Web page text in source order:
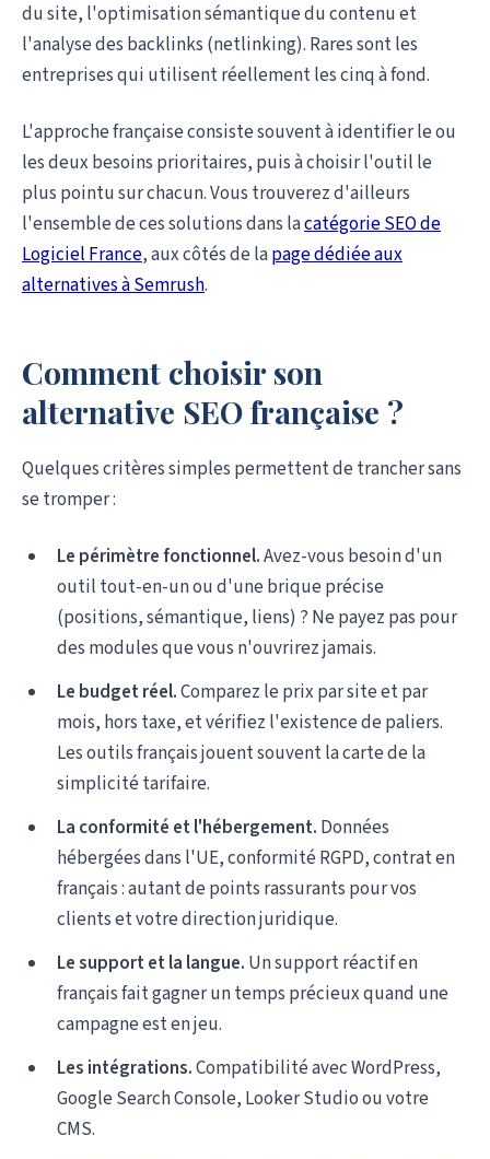
du site, l'optimisation sémantique du contenu et
l'analyse des backlinks (netlinking). Rares sont les
entreprises qui utilisent réellement les cinq à fond.
L'approche française consiste souvent à identifier le ou
les deux besoins prioritaires, puis à choisir l'outil le
plus pointu sur chacun. Vous trouverez d'ailleurs
l'ensemble de ces solutions dans lacatégorie SEO de
Logiciel France, aux côtés de lapage dédiée aux
alternatives à Semrush.
Comment choisir son
alternative SEO française ?
Quelques critères simples permettent de trancher sans
se tromper :
Le périmètre fonctionnel.Avez-vous besoin d'un
outil tout-en-un ou d'une brique précise
(positions, sémantique, liens) ? Ne payez pas pour
des modules que vous n'ouvrirez jamais.
Le budget réel.Comparez le prix par site et par
mois, hors taxe, et vérifiez l'existence de paliers.
Les outils français jouent souvent la carte de la
simplicité tarifaire.
La conformité et l'hébergement. Données
hébergées dans l'UE, conformité RGPD, contrat en
français : autant de points rassurants pour vos
clients et votre direction juridique.
Le support et la langue. Un support réactif en
français fait gagner un temps précieux quand une
campagne est en jeu.
Les intégrations.Compatibilité avec WordPress,
Google Search Console, Looker Studio ou votre
CMS.